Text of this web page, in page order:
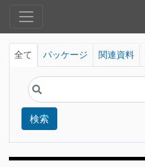
全て パッケージ 関連資料
検索